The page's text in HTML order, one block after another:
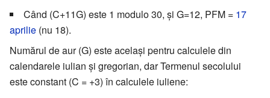
Când (C+11G) este 1 modulo 30, și G=12, PFM = 17
aprilie (nu 18).
Numărul de aur (G) este același pentru calculele din
calendarele iulian și gregorian, dar Termenul secolului
este constant (C = +3) în calculele iuliene: